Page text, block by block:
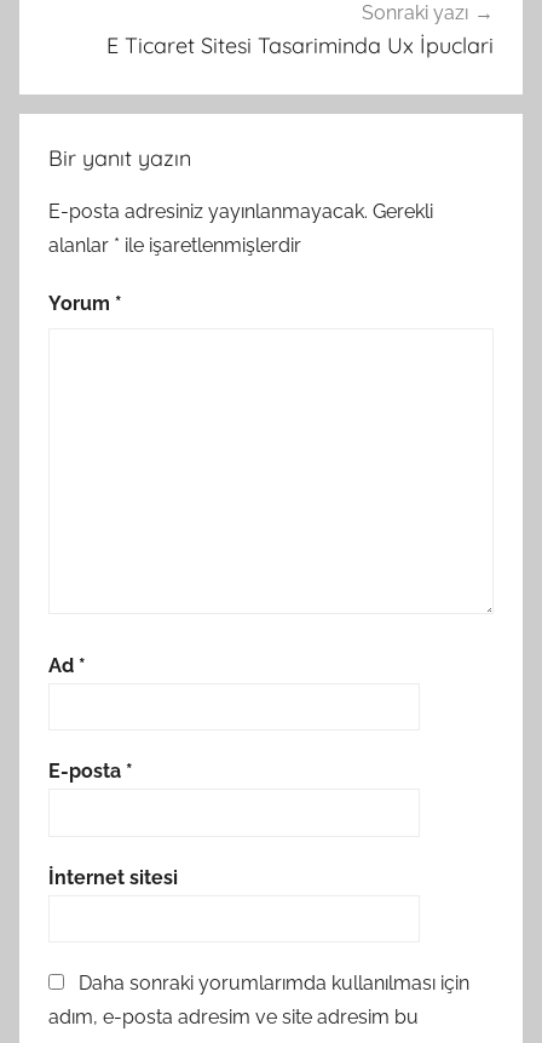
Sonraki yazı
E Ticaret Sitesi Tasariminda Ux İpuclari
Bir yanıt yazın
E-posta adresiniz yayınlanmayacak. Gerekli
alanlar * ile işaretlenmişlerdir
Yorum *
Ad *
E-posta *
İnternet sitesi
Daha sonraki yorumlarımda kullanılması için
adım, e-posta adresim ve site adresim bu